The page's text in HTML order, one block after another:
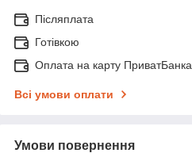
Післяплата
Готівкою
Оплата на карту ПриватБанка
Всі умови оплати
Умови повернення